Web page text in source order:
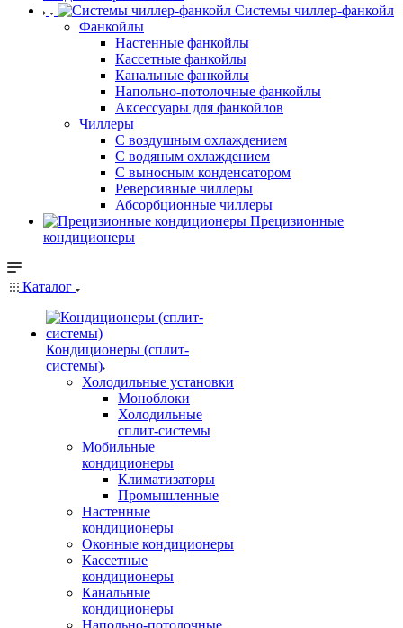
Системы чиллер-фанкойл
Фанкойлы
Настенные фанкойлы
Кассетные фанкойлы
Канальные фанкойлы
Напольно-потолочные фанкойлы
Аксессуары для фанкойлов
Чиллеры
С воздушным охлаждением
С водяным охлаждением
С выносным конденсатором
Реверсивные чиллеры
Абсорбционные чиллеры
Прецизионные
кондиционеры
Каталог
Кондиционеры (сплит-
системы)
Холодильные установки
Моноблоки
Холодильные
сплит-системы
Мобильные
кондиционеры
Климатизаторы
Промышленные
Настенные
кондиционеры
Оконные кондиционеры
Кассетные
кондиционеры
Канальные
кондиционеры
Напольно-потолочные